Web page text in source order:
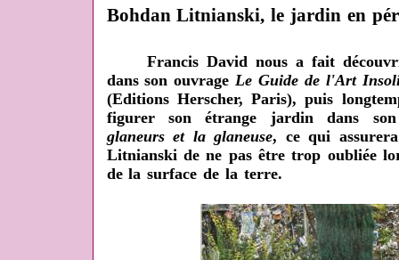
Bohdan Litnianski, le jardin en
Francis David nous a fait
dans son ouvrageLe Guide de l'Art
(Editions Herscher, Paris), puis
figurer son étrange jardin dans
glaneurs et la glaneuse, ce qui
Litnianski de ne pas être trop oubliée
de la surface de la terre.